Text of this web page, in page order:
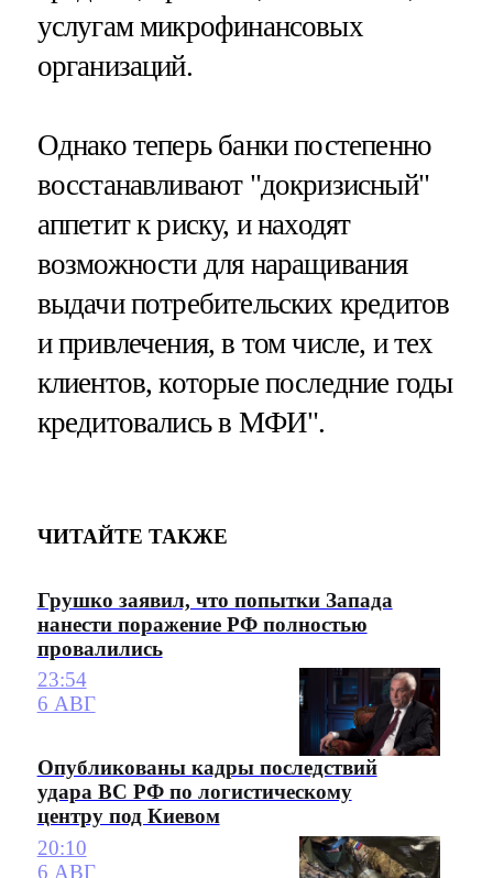
услугам микрофинансовых
организаций.
Однако теперь банки постепенно
восстанавливают "докризисный"
аппетит к риску, и находят
возможности для наращивания
выдачи потребительских кредитов
и привлечения, в том числе, и тех
клиентов, которые последние годы
кредитовались в МФИ".
ЧИТАЙТЕ ТАКЖЕ
Грушко заявил, что попытки Запада
нанести поражение РФ полностью
провалились
23:54
6 АВГ
Опубликованы кадры последствий
удара ВС РФ по логистическому
центру под Киевом
20:10
6 АВГ